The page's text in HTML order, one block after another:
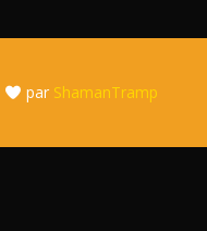
par ShamanTramp